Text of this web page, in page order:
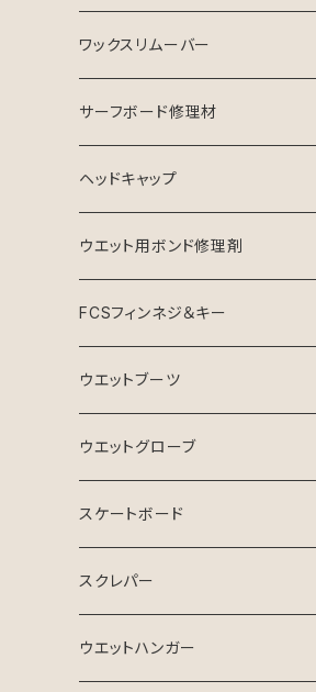
シャンプー
ソフナー
ワックスリムーバー
サーフボード修理材
ヘッドキャップ
ウエット用ボンド修理剤
FCSフィンネジ＆キー
ウエットブーツ
リーフブーツ
ウエットグローブ
スケートボード
スクレパー
ウエットハンガー